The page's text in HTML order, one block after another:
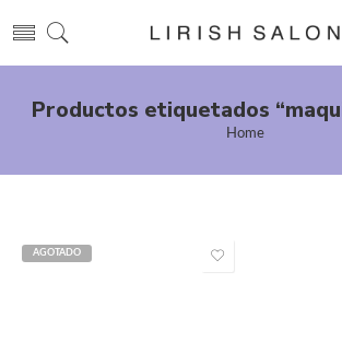
Productos etiquetados
Home
AGOTADO